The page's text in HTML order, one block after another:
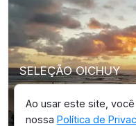
SELEÇÃO OICHUY
Parque
Esperança
Ao usar este site,
nossa Política de